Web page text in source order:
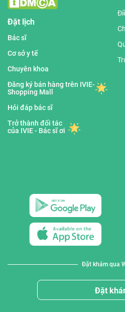
Đặt lịch
Bác sĩ
Cơ sở y tế
Chuyên khoa
Đăng ký bán hàng trên IVIE-
Shopping Mall
Hỏi đáp bác sĩ
Trở thành đối tác
của IVIE - Bác sĩ ơi
Đặt khám qua
Đặt